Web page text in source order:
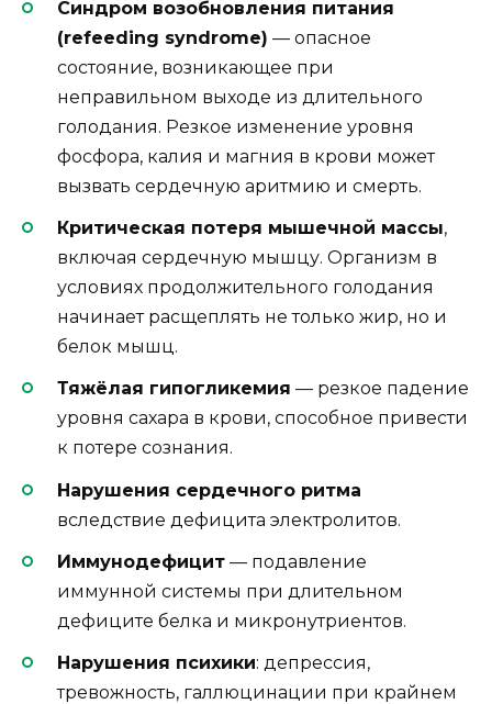
Синдром возобновления питания
(refeeding syndrome) — опасное
состояние, возникающее при
неправильном выходе из длительного
голодания. Резкое изменение уровня
фосфора, калия и магния в крови может
вызвать сердечную аритмию и смерть.
Критическая потеря мышечной массы,
включая сердечную мышцу. Организм в
условиях продолжительного голодания
начинает расщеплять не только жир, но и
белок мышц.
Тяжёлая гипогликемия — резкое падение
уровня сахара в крови, способное привести
к потере сознания.
Нарушения сердечного ритма
вследствие дефицита электролитов.
Иммунодефицит — подавление
иммунной системы при длительном
дефиците белка и микронутриентов.
Нарушения психики: депрессия,
тревожность, галлюцинации при крайнем